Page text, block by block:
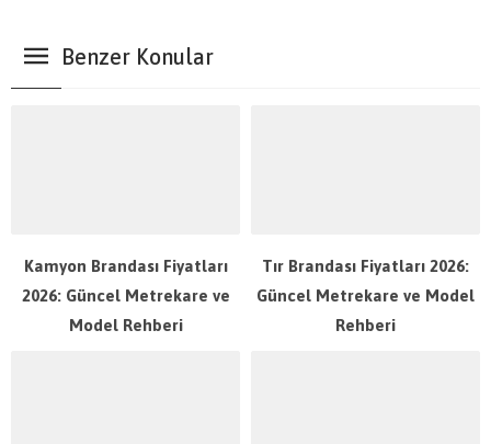
Benzer Konular
Kamyon Brandası Fiyatları
2026: Güncel Metrekare ve
Model Rehberi
Tır Brandası Fiyatları 2026:
Güncel Metrekare ve Model
Rehberi